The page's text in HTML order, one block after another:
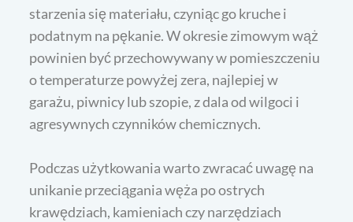
starzenia się materiału, czyniąc go kruche i
podatnym na pękanie. W okresie zimowym wąż
powinien być przechowywany w pomieszczeniu
o temperaturze powyżej zera, najlepiej w
garażu, piwnicy lub szopie, z dala od wilgoci i
agresywnych czynników chemicznych.
Podczas użytkowania warto zwracać uwagę na
unikanie przeciągania węża po ostrych
krawędziach, kamieniach czy narzędziach